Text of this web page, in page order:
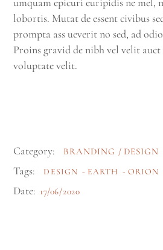
lobortis. Mutat de essent civibus
prompta ass ueverit no sed, ad
Proins gravid de nibh vel velit auct
voluptate velit.
Category: BRANDING DESIGN
Tags: DESIGN EARTH ORION
Date: 17/06/2020